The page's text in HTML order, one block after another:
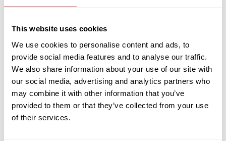
This website uses cookies
We use cookies to personalise content and ads, to
provide social media features and to analyse our traffic.
We also share information about your use of our site with
our social media, advertising and analytics partners who
may combine it with other information that you’ve
provided to them or that they’ve collected from your use
of their services.
La deuxième catégorie de résidences séniors
maisonnées en coliving
Les logements en coliving proposent un habitat
partagé entre une quinzaine de séniors,
maximum. Tous vivent sous le même toit, en
bénéficiant de chambres et de toilettes privées.
En revanche, le salon, la cuisine et la salle de
L’objectif est de favoriser les interactions, le
soutien et l’entraide entre résidents. Ces